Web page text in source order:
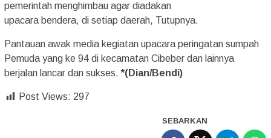
pemerintah menghimbau agar diadakan
upacara bendera, di setiap daerah, Tutupnya.
Pantauan awak media kegiatan upacara peringatan sumpah
Pemuda yang ke 94 di kecamatan Cibeber dan lainnya
berjalan lancar dan sukses.*(Dian/Bendi)
Post Views: 297
SEBARKAN